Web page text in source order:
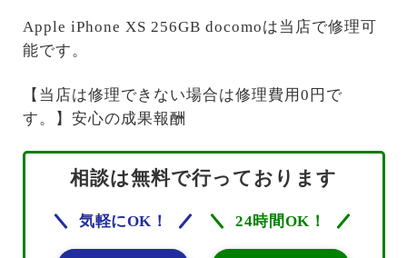
Apple iPhone XS 256GB docomoは当店で修理可
能です。
【当店は修理できない場合は修理費用0円で
す。】安心の成果報酬
相談は無料で行っております
気軽にOK！ 24時間OK！